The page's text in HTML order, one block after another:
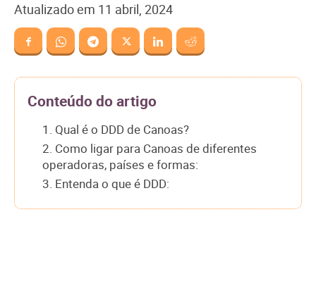
Atualizado em 11 abril, 2024
Conteúdo do artigo
1. Qual é o DDD de Canoas?
2. Como ligar para Canoas de diferentes
operadoras, países e formas:
3. Entenda o que é DDD: